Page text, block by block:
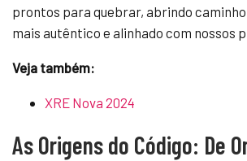
prontos para quebrar, abrindo
mais autêntico e alinhado com nossos
Veja também:
XRE Nova 2024
As Origens do Código: De